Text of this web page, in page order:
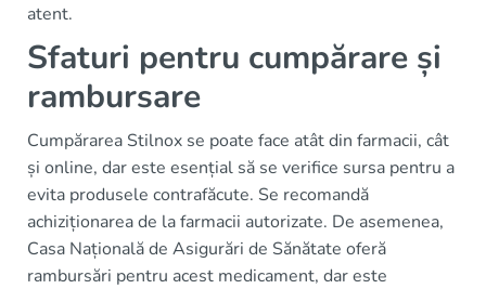
atent.
Sfaturi pentru cumpărare și
rambursare
Cumpărarea Stilnox se poate face atât din farmacii, cât
și online, dar este esențial să se verifice sursa pentru a
evita produsele contrafăcute. Se recomandă
achiziționarea de la farmacii autorizate. De asemenea,
Casa Națională de Asigurări de Sănătate oferă
rambursări pentru acest medicament, dar este